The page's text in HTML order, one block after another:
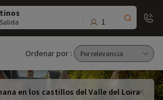
Salida 1
Ordenar por :
en los castillos del Valle del Loira